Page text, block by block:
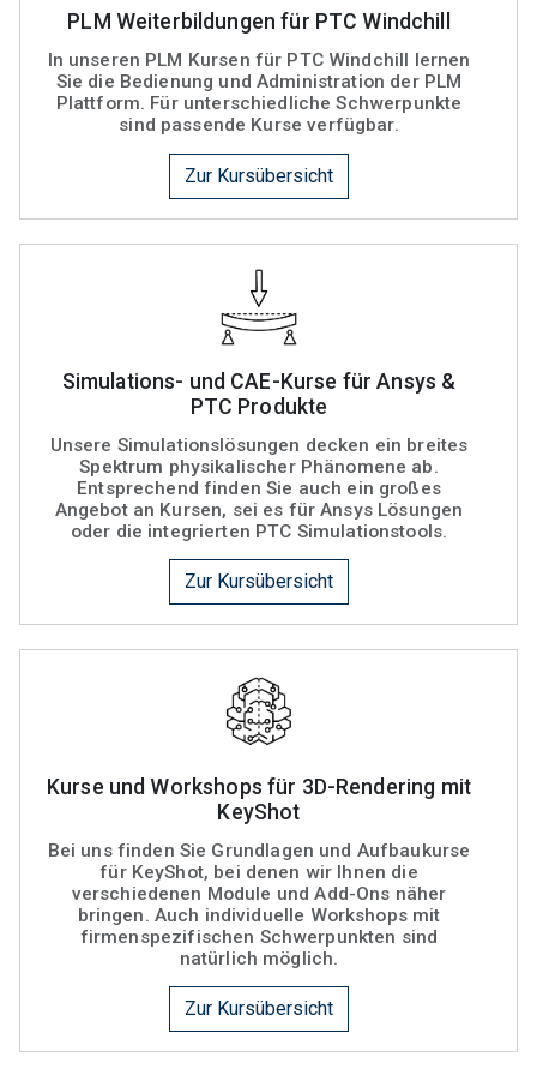
PLM Weiterbildungen für PTC Windchill
In unseren PLM Kursen für PTC Windchill lernen
Sie die Bedienung und Administration der PLM
Plattform. Für unterschiedliche Schwerpunkte
sind passende Kurse verfügbar.
Zur Kursübersicht
Simulations- und CAE-Kurse für Ansys &
PTC Produkte
Unsere Simulationslösungen decken ein breites
Spektrum physikalischer Phänomene ab.
Entsprechend finden Sie auch ein großes
Angebot an Kursen, sei es für Ansys Lösungen
oder die integrierten PTC Simulationstools.
Zur Kursübersicht
Kurse und Workshops für 3D-Rendering mit
KeyShot
Bei uns finden Sie Grundlagen und Aufbaukurse
für KeyShot, bei denen wir Ihnen die
verschiedenen Module und Add-Ons näher
bringen. Auch individuelle Workshops mit
firmenspezifischen Schwerpunkten sind
natürlich möglich.
Zur Kursübersicht